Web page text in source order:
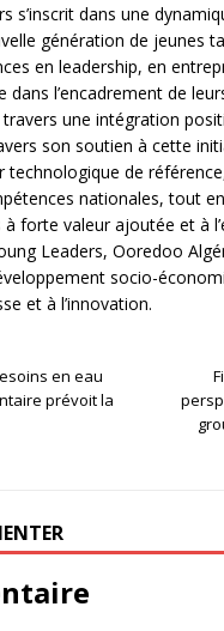
s’inscrit dans une
génération de jeunes
en leadership, en
l’encadrement de
une intégration
son soutien à cette
de
nationales, tout
forte valeur ajoutée et à
Leaders, Ooredoo
socio-
et à l’innovation.
en eau
prévoit la